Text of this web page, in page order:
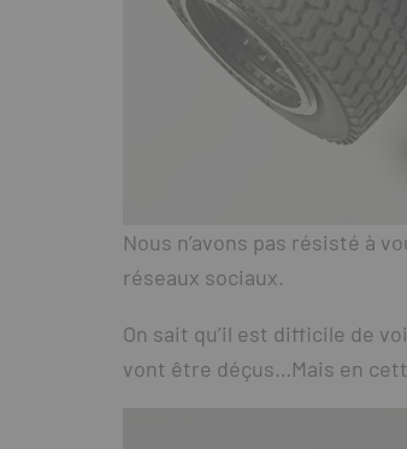
Nous n’avons pas résisté à
réseaux sociaux.
On sait qu’il est difficile de
vont être déçus…Mais en